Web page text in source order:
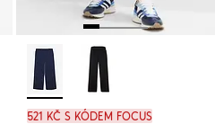
521 Kč s kódem FOCUS